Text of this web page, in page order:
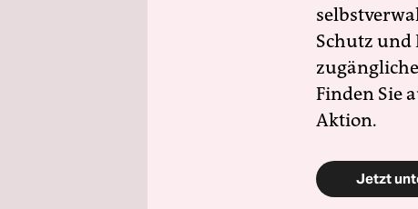
Schutz und
Finden Sie
Aktion.
Jetzt